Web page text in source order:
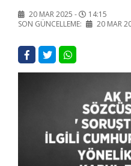
20 MAR 2025 -
14:15
SON GÜNCELLEME:
20 MAR